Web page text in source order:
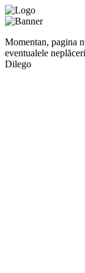
Momentan, pagina
eventualele
Dilego